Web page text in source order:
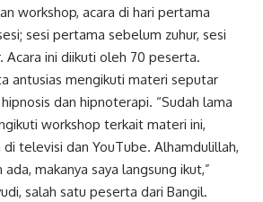
workshop, acara di hari pertama
sesi pertama sebelum zuhur, sesi
Acara ini diikuti oleh 70 peserta.
antusias mengikuti materi seputar
dan hipnoterapi. “Sudah lama
workshop terkait materi ini,
televisi dan YouTube. Alhamdulillah,
makanya saya langsung ikut,”
salah satu peserta dari Bangil.